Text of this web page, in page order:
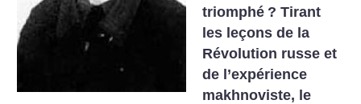
triomphé ? Tirant
les leçons de la
Révolution russe et
de l’expérience
makhnoviste, le